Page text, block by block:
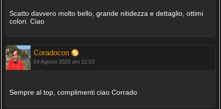
Scatto davvero molto bello, grande nitidezza e dettaglio, ottimi
colori. Ciao
Coradocon
04 Agosto 2020 ore 22:03
Sempre al top, complimenti ciao Corrado